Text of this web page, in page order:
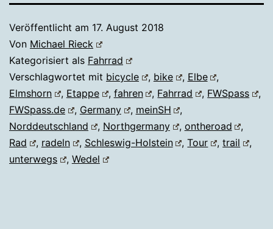
Veröffentlicht am 17. August 2018
Von Michael Rieck
Kategorisiert als Fahrrad
Verschlagwortet mit bicycle , bike , Elbe
,
Elmshorn
, Etappe , fahren , Fahrrad , FWSpass
,
FWSpass.de
, Germany , meinSH
,
Norddeutschland
, Northgermany , ontheroad
,
Rad
, radeln , Schleswig-Holstein ,Tour ,trail
,
unterwegs
, Wedel